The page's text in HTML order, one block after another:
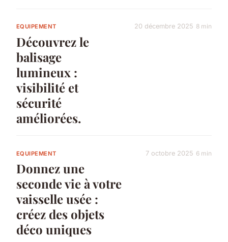
EQUIPEMENT
Découvrez le
balisage
lumineux :
visibilité et
sécurité
améliorées.
20 décembre 2025 8 min
EQUIPEMENT
Donnez une
seconde vie à votre
vaisselle usée :
créez des objets
déco uniques
7 octobre 2025 6 min